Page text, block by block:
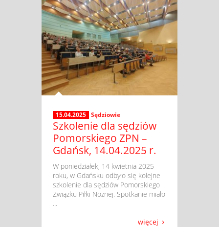
15.04.2025 Sędziowie
Szkolenie dla sędziów
Pomorskiego ZPN –
Gdańsk, 14.04.2025 r.
​ W poniedziałek, 14 kwietnia 2025
roku, w Gdańsku odbyło się kolejne
szkolenie dla sędziów Pomorskiego
Związku Piłki Nożnej. Spotkanie miało
...
więcej